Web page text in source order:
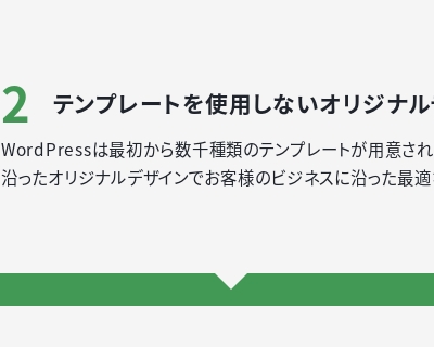
2 テンプレートを使用しないオリジナ
WordPressは最初から数千種類のテンプレートが用意さ
沿ったオリジナルデザインでお客様のビジネスに沿った最適